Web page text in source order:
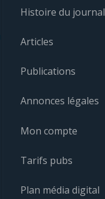
Histoire du journal
Articles
Publications
Annonces légales
Mon compte
Tarifs pubs
Plan média digital